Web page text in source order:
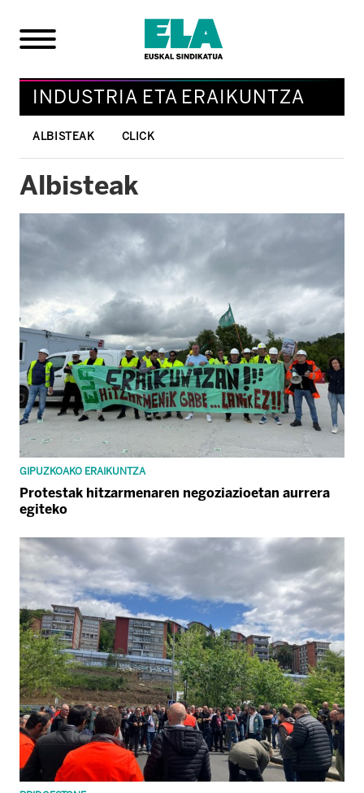
INDUSTRIA ETA ERAIKUNTZA
ALBISTEAK CLICK
Albisteak
GIPUZKOAKO ERAIKUNTZA
Protestak hitzarmenaren negoziazioetan aurrera
egiteko